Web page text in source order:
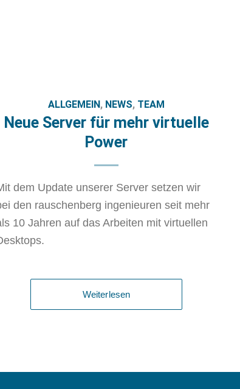
ALLGEMEIN, NEWS, TEAM
Neue Server für mehr virtuelle
Power
dem Update unserer Server setzen wir
den rauschenberg ingenieuren seit mehr
10 Jahren auf das Arbeiten mit virtuellen
Weiterlesen